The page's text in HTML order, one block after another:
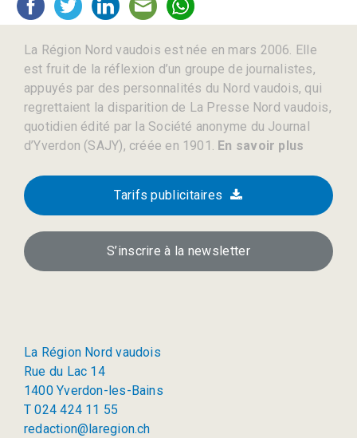
La Région Nord vaudois est née en mars 2006. Elle
est fruit de la réflexion d’un groupe de journalistes,
appuyés par des personnalités du Nord vaudois, qui
regrettaient la disparition de La Presse Nord vaudois,
quotidien édité par la Société anonyme du Journal
d’Yverdon (SAJY), créée en 1901. En savoir plus
Tarifs publicitaires
S’inscrire à la newsletter
La Région Nord vaudois
Rue du Lac 14
1400 Yverdon-les-Bains
T 024 424 11 55
redaction@laregion.ch